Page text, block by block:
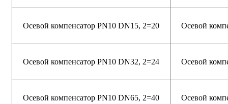
Осевой компенсатор PN10 DN15, 2=20 Осевой
Осевой компенсатор PN10 DN32, 2=24 Осевой
Осевой компенсатор PN10 DN65, 2=40 Осевой